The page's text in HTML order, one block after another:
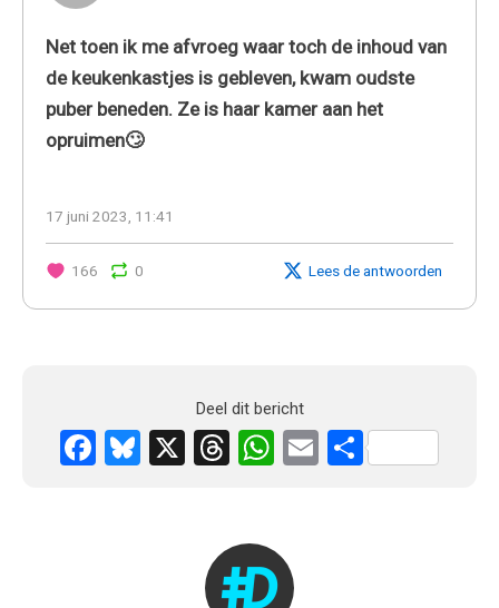
Net toen ik me afvroeg waar toch de inhoud van
de keukenkastjes is gebleven, kwam oudste
puber beneden. Ze is haar kamer aan het
opruimen🙄
17 juni 2023, 11:41
166 0 Lees de antwoorden
Deel dit bericht
Facebook
Bluesky
X Threads
WhatsApp
EmailDelen